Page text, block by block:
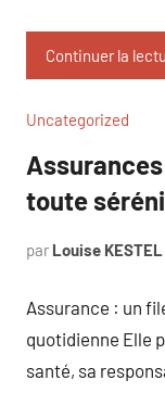
Continuer la
Uncategorized
toute
par Louise KESTEL
Assurance : un
quotidienne Elle
santé, sa